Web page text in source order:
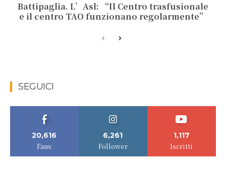
Battipaglia. L’Asl: “Il Centro trasfusionale
e il centro TAO funzionano regolarmente”
SEGUICI
20,616
Fans
6,261
Follower
1,117
Iscritti